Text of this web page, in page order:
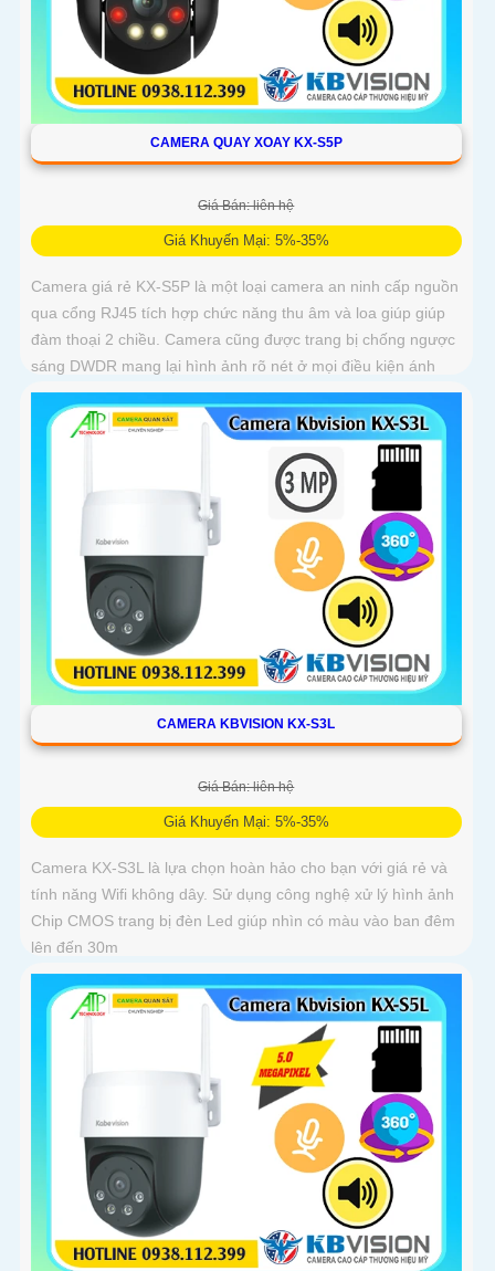
CAMERA QUAY XOAY KX-S5P
Giá Bán: liên hệ
Giá Khuyến Mại: 5%-35%
Camera giá rẻ KX-S5P là một loại camera an ninh cấp nguồn
qua cổng RJ45 tích hợp chức năng thu âm và loa giúp giúp
đàm thoại 2 chiều. Camera cũng được trang bị chống ngược
sáng DWDR mang lại hình ảnh rõ nét ở mọi điều kiện ánh
sáng
CAMERA KBVISION KX-S3L
Giá Bán: liên hệ
Giá Khuyến Mại: 5%-35%
Camera KX-S3L là lựa chọn hoàn hảo cho bạn với giá rẻ và
tính năng Wifi không dây. Sử dụng công nghệ xử lý hình ảnh
Chip CMOS trang bị đèn Led giúp nhìn có màu vào ban đêm
lên đến 30m